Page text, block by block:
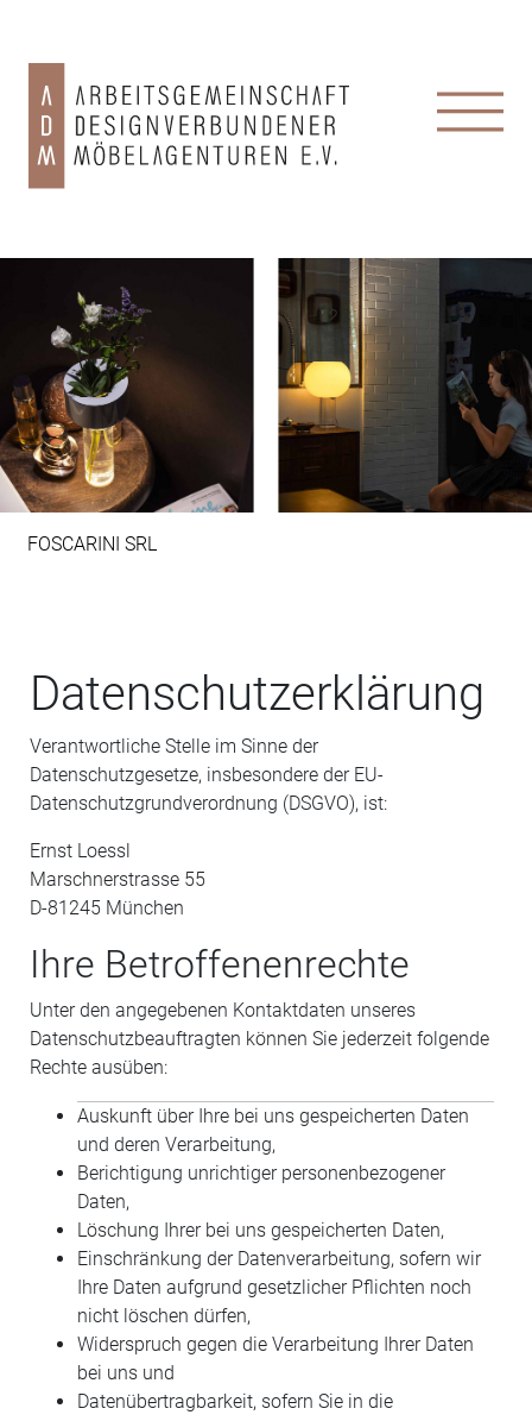
FOSCARINI SRL
Datenschutzerklärung
Verantwortliche Stelle im Sinne der
Datenschutzgesetze, insbesondere der EU-
Datenschutzgrundverordnung (DSGVO), ist:
Ernst Loessl
Marschnerstrasse 55
D-81245 München
Ihre Betroffenenrechte
Unter den angegebenen Kontaktdaten unseres
Datenschutzbeauftragten können Sie jederzeit folgende
Rechte ausüben:
Auskunft über Ihre bei uns gespeicherten Daten
und deren Verarbeitung,
Berichtigung unrichtiger personenbezogener
Daten,
Löschung Ihrer bei uns gespeicherten Daten,
Einschränkung der Datenverarbeitung, sofern wir
Ihre Daten aufgrund gesetzlicher Pflichten noch
nicht löschen dürfen,
Widerspruch gegen die Verarbeitung Ihrer Daten
bei uns und
Datenübertragbarkeit, sofern Sie in die